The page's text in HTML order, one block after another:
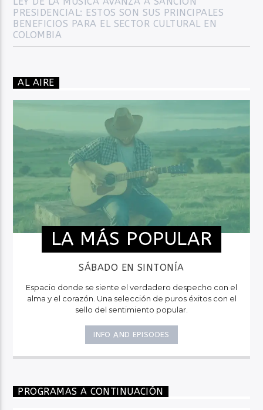
PRESIDENCIAL: ESTOS SON SUS PRINCIPALES
BENEFICIOS PARA EL SECTOR CULTURAL EN
COLOMBIA
AL AIRE
LA MÁS POPULAR
SÁBADO EN SINTONÍA
Espacio donde se siente el verdadero despecho con el
alma y el corazón. Una selección de puros éxitos con el
sello del sentimiento popular.
INFO AND EPISODES
PROGRAMAS A CONTINUACIÓN